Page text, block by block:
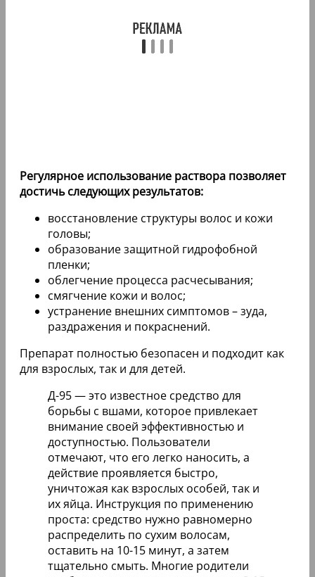
Регулярное использование раствора позволяет
достичь следующих результатов:
восстановление структуры волос и кожи
головы;
образование защитной гидрофобной
пленки;
облегчение процесса расчесывания;
смягчение кожи и волос;
устранение внешних симптомов – зуда,
раздражения и покраснений.
Препарат полностью безопасен и подходит как
для взрослых, так и для детей.
Д-95 — это известное средство для
борьбы с вшами, которое привлекает
внимание своей эффективностью и
доступностью. Пользователи
отмечают, что его легко наносить, а
действие проявляется быстро,
уничтожая как взрослых особей, так и
их яйца. Инструкция по применению
проста: средство нужно равномерно
распределить по сухим волосам,
оставить на 10-15 минут, а затем
тщательно смыть. Многие родители